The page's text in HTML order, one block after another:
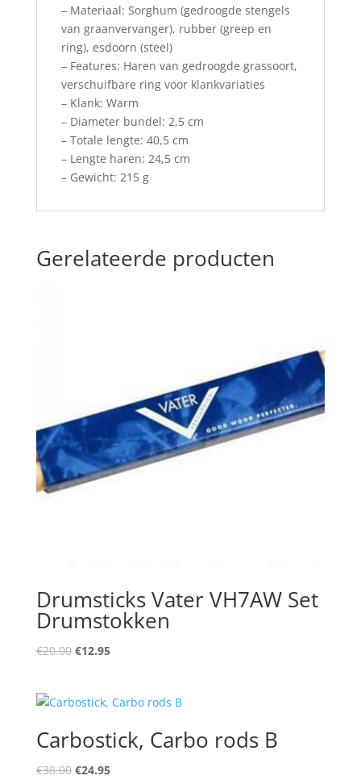
– Materiaal: Sorghum (gedroogde stengels
van graanvervanger), rubber (greep en
ring), esdoorn (steel)
– Features: Haren van gedroogde grassoort,
verschuifbare ring voor klankvariaties
– Klank: Warm
– Diameter bundel: 2,5 cm
– Totale lengte: 40,5 cm
– Lengte haren: 24,5 cm
– Gewicht: 215 g
Gerelateerde producten
Drumsticks Vater VH7AW Set
Drumstokken
€20.00 Oorspronkelijke
€20.00.
€12.95Huidige
€12.95.
Carbostick, Carbo rods B
€38.00 Oorspronkelijke
€24.95Huidige